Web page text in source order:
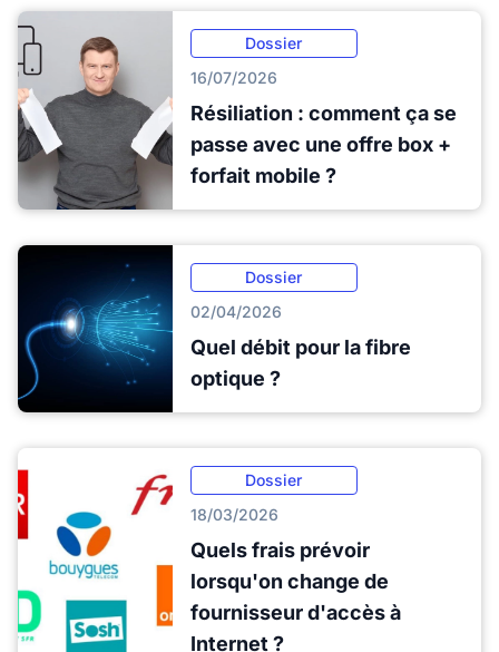
Dossier
16/07/2026
Résiliation : comment ça se
passe avec une offre box +
forfait mobile ?
Dossier
02/04/2026
Quel débit pour la fibre
optique ?
Dossier
18/03/2026
Quels frais prévoir
lorsqu'on change de
fournisseur d'accès à
Internet ?